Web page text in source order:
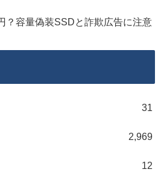
？容量偽装SSDと詐欺広告に注意
31
2,969
12